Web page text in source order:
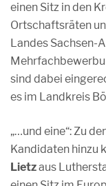
einen Sitz in den
Ortschaftsräten
Landes Sachsen-
sind dabei
es im Landkreis
„…und eine“: Zu
Kandidaten hinzu
Lietzaus